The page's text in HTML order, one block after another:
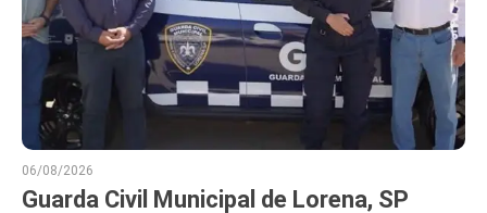
06/08/2026
Guarda Civil Municipal de Lorena, SP